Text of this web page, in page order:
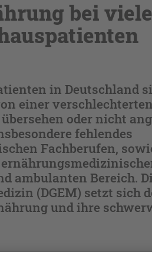
bei
in Deutschland
einer
oder nicht
fehlendes
Fachberufen,
ambulanten Bereich.
(DGEM) setzt sich
und ihre